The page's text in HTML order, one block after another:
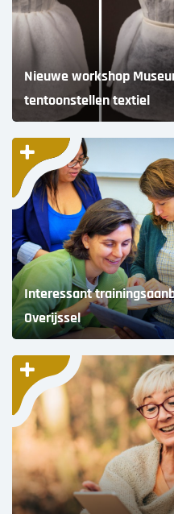
Nieuwe workshop
tentoonstellen textiel
Interessant
Overijssel